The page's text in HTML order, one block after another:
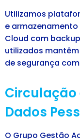
Utilizamos
e
Cloud com
utilizados
de segurança
Circulação
Dados
O Grupo Gestão